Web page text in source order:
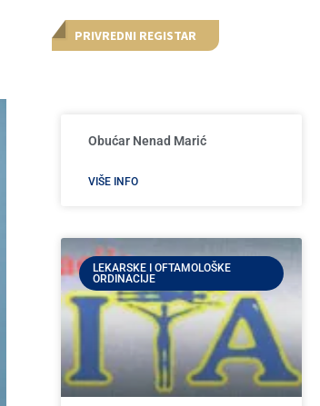
PRIVREDNI REGISTAR
Obućar Nenad Marić
VIŠE INFO
LEKARSKE I OFTAMOLOŠKE
ORDINACIJE